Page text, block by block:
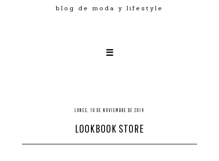
blog de moda y lifestyle
☰
PRESS
CONTACTO
LUNES, 10 DE NOVIEMBRE DE 2014
LOOKBOOK STORE